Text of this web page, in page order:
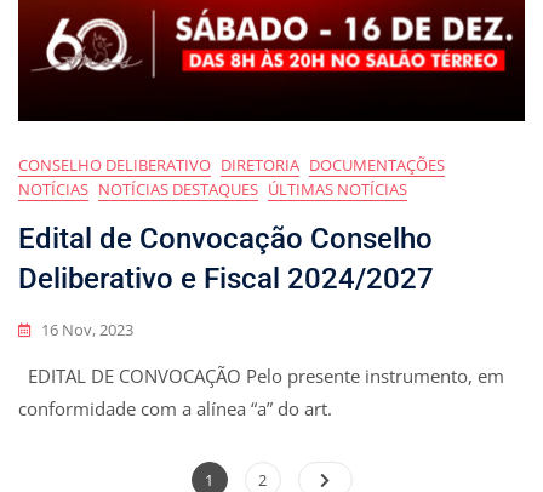
CONSELHO DELIBERATIVO DIRETORIA DOCUMENTAÇÕES
NOTÍCIAS NOTÍCIAS DESTAQUES ÚLTIMAS NOTÍCIAS
Edital de Convocação Conselho
Deliberativo e Fiscal 2024/2027
16 Nov, 2023
EDITAL DE CONVOCAÇÃO Pelo presente instrumento, em
conformidade com a alínea “a” do art.
Paginação
Page
1 Page
2